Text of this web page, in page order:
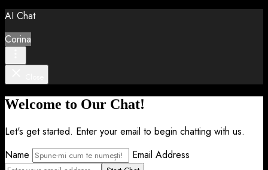
AI Chat
Corina
Welcome to Our Chat!
Let's get started. Enter your email to begin chatting with us.
Name
Email Address